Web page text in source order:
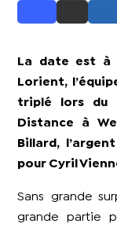
La date est à
Lorient,
triplé lors du
Distance à
Billard,
pour Cyril
Sans grande
grande partie